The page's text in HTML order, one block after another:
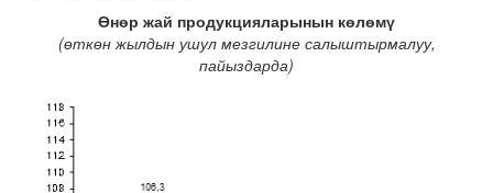
Өнөр жай продукцияларынын көлөмү
(өткөн жылдын ушул мезгилине салыштырмалуу,
пайыздарда)